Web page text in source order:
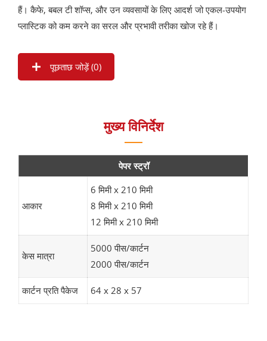
हैं। कैफे, बबल टी शॉप्स, और उन व्यवसायों के लिए आदर्श जो एकल-उपयोग
प्लास्टिक को कम करने का सरल और प्रभावी तरीका खोज रहे हैं।
पूछताछ जोड़ें (0)
मुख्य विनिर्देश
पेपर स्ट्रॉ
आकार
6 मिमी x 210 मिमी
8 मिमी x 210 मिमी
12 मिमी x 210 मिमी
केस मात्रा
5000 पीस/कार्टन
2000 पीस/कार्टन
कार्टन प्रति पैकेज 64 x 28 x 57